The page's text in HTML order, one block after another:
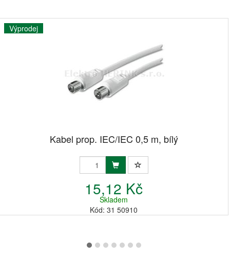
Výprodej
Kabel prop. IEC/IEC 0,5 m, bílý
15,12 Kč
Skladem
Kód: 31 50910